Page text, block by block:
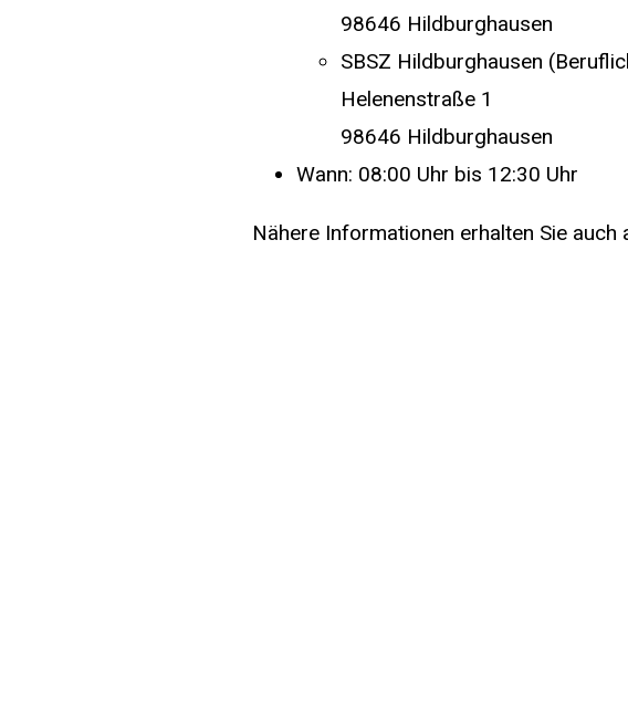
98646 Hildburghausen
SBSZ Hildburghausen
Helenenstraße 1
98646 Hildburghausen
Wann: 08:00 Uhr bis 12:30 Uhr
Nähere Informationen erhalten Sie